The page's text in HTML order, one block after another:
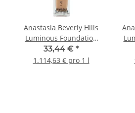
Anastasia Beverly Hills
Luminous Foundation
30ml
33,44 € *
1.114,63 € pro 1 l